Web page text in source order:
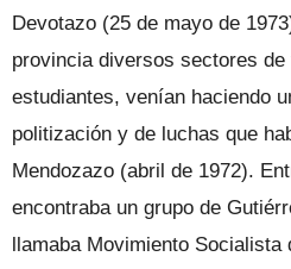
Devotazo (25 de mayo de
provincia diversos sectores
estudiantes, venían haciendo
politización y de luchas que
Mendozazo (abril de 1972).
encontraba un grupo de
llamaba Movimiento Socialista